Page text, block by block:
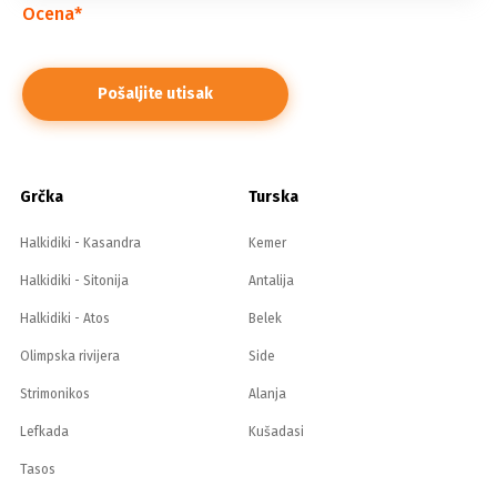
Ocena*
Grčka
Halkidiki - Kasandra
Halkidiki - Sitonija
Halkidiki - Atos
Olimpska rivijera
Strimonikos
Lefkada
Tasos
Turska
Kemer
Antalija
Belek
Side
Alanja
Kušadasi